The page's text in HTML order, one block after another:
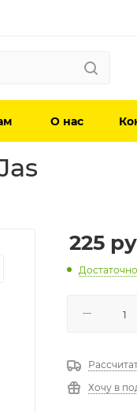
О нас
225
Достаточно
Хочу в